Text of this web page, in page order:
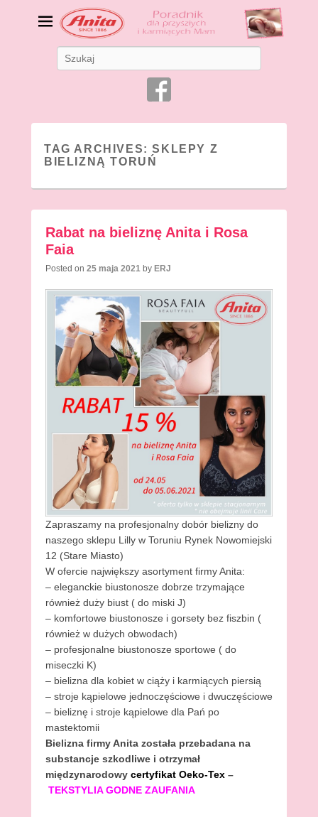
Bielizna ciążowa i do
karmienia
Bielizna dla Mam
TAG ARCHIVES:SKLEPY Z
BIELIZNĄ TORUŃ
Rabat na bieliznę Anita i Rosa
Faia
Posted on 25 maja 2021 by ERJ
Zapraszamy na profesjonalny dobór bielizny do
naszego sklepu Lilly w Toruniu Rynek Nowomiejski
12 (Stare Miasto)
W ofercie największy asortyment firmy Anita:
– eleganckie biustonosze dobrze trzymające
również duży biust ( do miski J)
– komfortowe biustonosze i gorsety bez fiszbin (
również w dużych obwodach)
– profesjonalne biustonosze sportowe ( do
miseczki K)
– bielizna dla kobiet w ciąży i karmiących piersią
– stroje kąpielowe jednoczęściowe i dwuczęściowe
– bieliznę i stroje kąpielowe dla Pań po
mastektomii
Bielizna firmy Anita została przebadana na
substancje szkodliwe i otrzymał
międzynarodowy certyfikat Oeko-Tex –
TEKSTYLIA GODNE ZAUFANIA